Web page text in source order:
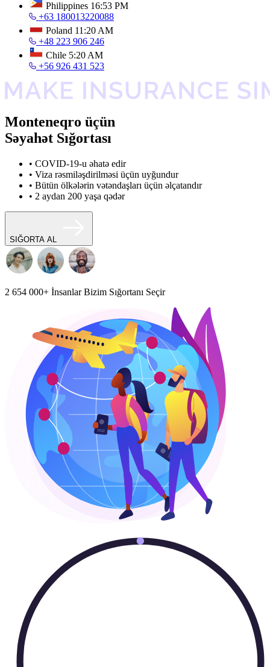
Philippines 16:53 PM
+63 180013220088
Poland 11:20 AM
+48 223 906 246
Chile 5:20 AM
+56 926 431 523
Monteneqro üçün
Səyahət Sığortası
• COVID-19-u əhatə edir
• Viza rəsmiləşdirilməsi üçün uyğundur
• Bütün ölkələrin vətəndaşları üçün əlçatandır
• 2 aydan 200 yaşa qədər
SIĞORTA AL
2 654 000+ İnsanlar Bizim Sığortanı Seçir